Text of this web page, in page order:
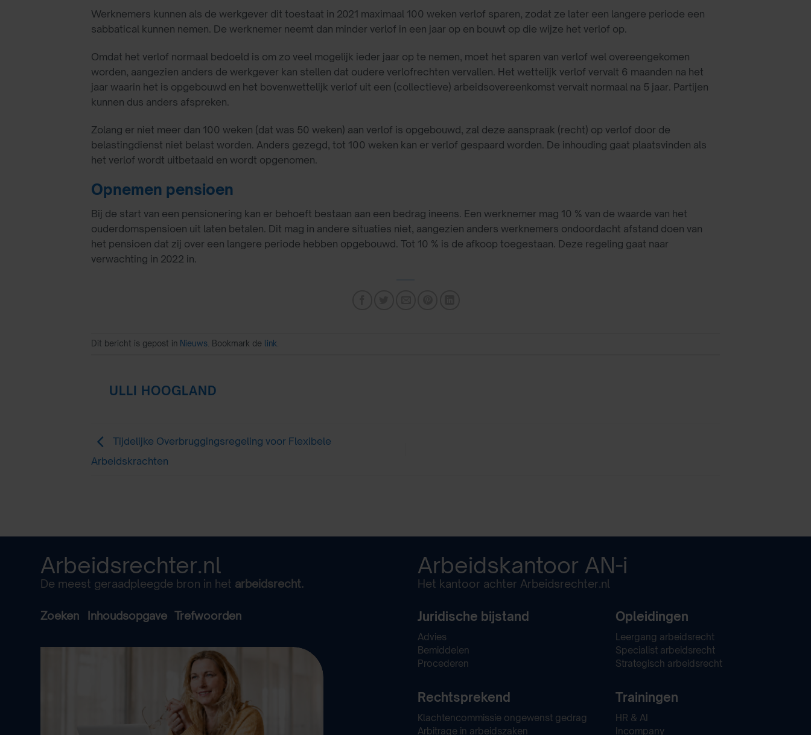
Werknemers kunnen als de werkgever dit toestaat in 2021 maximaal 100 weken verlof sparen, zodat ze later een langere periode een
sabbatical kunnen nemen. De werknemer neemt dan minder verlof in een jaar op en bouwt op die wijze het verlof op.
Omdat het verlof normaal bedoeld is om zo veel mogelijk ieder jaar op te nemen, moet het sparen van verlof wel overeengekomen
worden, aangezien anders de werkgever kan stellen dat oudere verlofrechten vervallen. Het wettelijk verlof vervalt 6 maanden na het
jaar waarin het is opgebouwd en het bovenwettelijk verlof uit een (collectieve) arbeidsovereenkomst vervalt normaal na 5 jaar. Partijen
kunnen dus anders afspreken.
Zolang er niet meer dan 100 weken (dat was 50 weken) aan verlof is opgebouwd, zal deze aanspraak (recht) op verlof door de
belastingdienst niet belast worden. Anders gezegd, tot 100 weken kan er verlof gespaard worden. De inhouding gaat plaatsvinden als
het verlof wordt uitbetaald en wordt opgenomen.
Opnemen pensioen
Bij de start van een pensionering kan er behoeft bestaan aan een bedrag ineens. Een werknemer mag 10 % van de waarde van het
ouderdomspensioen uit laten betalen. Dit mag in andere situaties niet, aangezien anders werknemers ondoordacht afstand doen van
het pensioen dat zij over een langere periode hebben opgebouwd. Tot 10 % is de afkoop toegestaan. Deze regeling gaat naar
verwachting in 2022 in.
Dit bericht is gepost in Nieuws . Bookmark de link
ULLI HOOGLAND
Tijdelijke Overbruggingsregeling voor Flexibele
Arbeidskrachten
Arbeidsrechter.nl
De meest geraadpleegde bron in het arbeidsrecht.
Zoeken Inhoudsopgave Trefwoorden
Arbeidskantoor AN-i
Het kantoor achter Arbeidsrechter.nl
Juridische bijstand
Advies
Bemiddelen
Procederen
Rechtsprekend
Klachtencommissie ongewenst gedrag
Arbitrage in arbeidszaken
Opleidingen
Leergang arbeidsrecht
Specialist arbeidsrecht
Strategisch arbeidsrecht
Trainingen
HR & AI
Incompany